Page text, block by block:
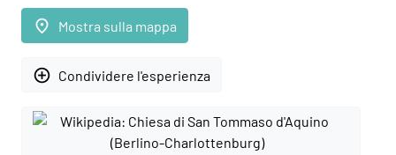
place Mostra sulla mappa
add_circle_outline Condividere l'esperienza